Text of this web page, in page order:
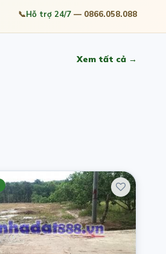
📞Hỗ trợ 24/7 — 0866.058.088
Xem tất cả →